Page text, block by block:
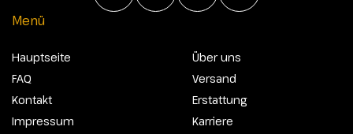
Menü
Hauptseite
FAQ
Kontakt
Impressum
Über uns
Versand
Erstattung
Karriere